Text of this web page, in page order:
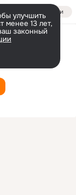
Войти
улучшить
менее 13 лет,
законный